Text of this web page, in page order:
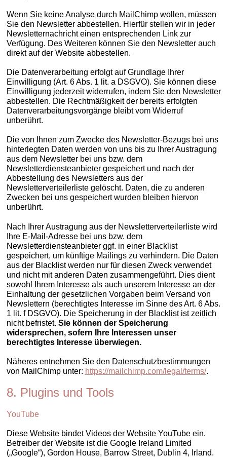
Wenn Sie keine Analyse durch MailChimp wollen, müssen
Sie den Newsletter abbestellen. Hierfür stellen wir in jeder
Newsletternachricht einen entsprechenden Link zur
Verfügung. Des Weiteren können Sie den Newsletter auch
direkt auf der Website abbestellen.
Die Datenverarbeitung erfolgt auf Grundlage Ihrer
Einwilligung (Art. 6 Abs. 1 lit. a DSGVO). Sie können diese
Einwilligung jederzeit widerrufen, indem Sie den Newsletter
abbestellen. Die Rechtmäßigkeit der bereits erfolgten
Datenverarbeitungsvorgänge bleibt vom Widerruf
unberührt.
Die von Ihnen zum Zwecke des Newsletter-Bezugs bei uns
hinterlegten Daten werden von uns bis zu Ihrer Austragung
aus dem Newsletter bei uns bzw. dem
Newsletterdiensteanbieter gespeichert und nach der
Abbestellung des Newsletters aus der
Newsletterverteilerliste gelöscht. Daten, die zu anderen
Zwecken bei uns gespeichert wurden bleiben hiervon
unberührt.
Nach Ihrer Austragung aus der Newsletterverteilerliste wird
Ihre E-Mail-Adresse bei uns bzw. dem
Newsletterdiensteanbieter ggf. in einer Blacklist
gespeichert, um künftige Mailings zu verhindern. Die Daten
aus der Blacklist werden nur für diesen Zweck verwendet
und nicht mit anderen Daten zusammengeführt. Dies dient
sowohl Ihrem Interesse als auch unserem Interesse an der
Einhaltung der gesetzlichen Vorgaben beim Versand von
Newslettern (berechtigtes Interesse im Sinne des Art. 6 Abs.
1 lit. f DSGVO). Die Speicherung in der Blacklist ist zeitlich
nicht befristet. Sie können der Speicherung
widersprechen, sofern Ihre Interessen unser
berechtigtes Interesse überwiegen.
Näheres entnehmen Sie den Datenschutzbestimmungen
von MailChimp unter: https://mailchimp.com/legal/terms/.
8. Plugins und Tools
YouTube
Diese Website bindet Videos der Website YouTube ein.
Betreiber der Website ist die Google Ireland Limited
(„Google“), Gordon House, Barrow Street, Dublin 4, Irland.